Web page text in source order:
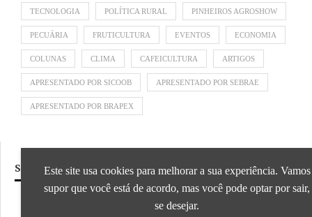
TECNOLOGIA POLÍTICA RURAL PINHEIROS AGROSHOW
PECUÁRIA FRUTICULTURA EVENTOS ECONOMIA
COLUNAS CLIMA CAFEICULTURA ARTIGOS
APRESENTADO POR SICOOB APRESENTADO POR SEBRAE
APRESENTADO POR BRAPEX
SIGA NOSSAS REDES SOCIAIS
Este site usa cookies para melhorar a sua experiência. Vamos
supor que você está de acordo, mas você pode optar por sair,
se desejar.